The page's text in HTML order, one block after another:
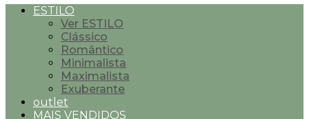
ESTILO
Ver ESTILO
Clássico
Romântico
Minimalista
Maximalista
Exuberante
outlet
MAIS VENDIDOS